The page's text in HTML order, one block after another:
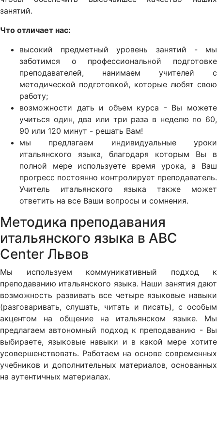
занятий.
Что отличает нас:
высокий предметный уровень занятий - мы
заботимся о профессиональной подготовке
преподавателей, нанимаем учителей с
методической подготовкой, которые любят свою
работу;
возможности дать и объем курса - Вы можете
учиться один, два или три раза в неделю по 60,
90 или 120 минут - решать Вам!
мы предлагаем индивидуальные уроки
итальянского языка, благодаря которым Вы в
полной мере используете время урока, а Ваш
прогресс постоянно контролирует преподаватель.
Учитель итальянского языка также может
ответить на все Ваши вопросы и сомнения.
Методика преподавания
итальянского языка в ABC
Center Львов
Мы используем коммуникативный подход к
преподаванию итальянского языка. Наши занятия дают
возможность развивать все четыре языковые навыки
(разговаривать, слушать, читать и писать), с особым
акцентом на общение на итальянском языке. Мы
предлагаем автономный подход к преподаванию - Вы
выбираете, языковые навыки и в какой мере хотите
усовершенствовать. Работаем на основе современных
учебников и дополнительных материалов, основанных
на аутентичных материалах.